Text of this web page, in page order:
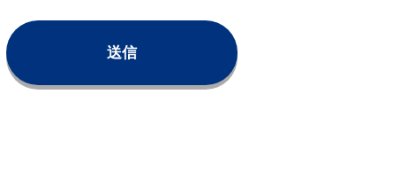
ご送付に利用いたします。
・提供の禁止